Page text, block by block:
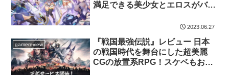
満足できる美少女とエロスがバッ
2023.06.27
gamereview
『戦国最強伝説』レビュー 日本
の戦国時代を舞台にした超美麗
CGの放置系RPG！スケベもおパ